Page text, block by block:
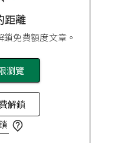
距離
免費額度文章。
瀏覽
解鎖